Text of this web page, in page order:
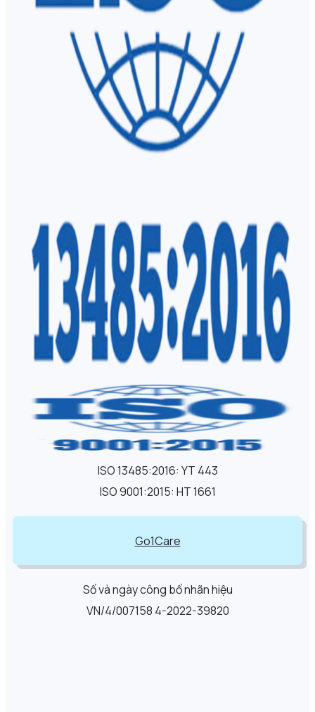
ISO 13485:2016: YT 443
ISO 9001:2015: HT 1661
Go1Care
Số và ngày công bố nhãn hiệu
VN/4/007158 4-2022-39820